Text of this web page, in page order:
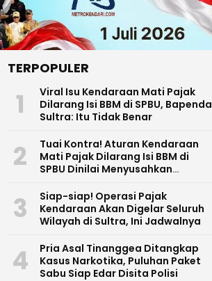
TERPOPULER
1
Viral Isu Kendaraan Mati Pajak
Dilarang Isi BBM di SPBU, Bapenda
Sultra: Itu Tidak Benar
2
Tuai Kontra! Aturan Kendaraan
Mati Pajak Dilarang Isi BBM di
SPBU Dinilai Menyusahkan
3
Siap-siap! Operasi Pajak
Kendaraan Akan Digelar Seluruh
Wilayah di Sultra, Ini Jadwalnya
4
Pria Asal Tinanggea Ditangkap
Kasus Narkotika, Puluhan Paket
Sabu Siap Edar Disita Polisi